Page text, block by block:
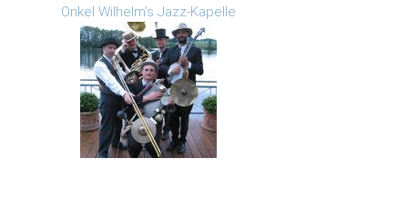
Onkel Wilhelm’s Jazz-Kapelle